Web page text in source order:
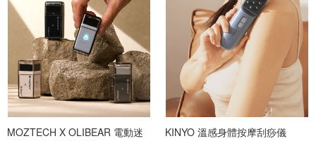
MOZTECH X OLIBEAR 電動迷
KINYO 溫感身體按摩刮痧儀